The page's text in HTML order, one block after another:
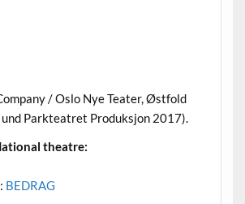
/ Oslo Nye Teater, Østfold
Parkteatret Produksjon 2017).
theatre:
BEDRAG